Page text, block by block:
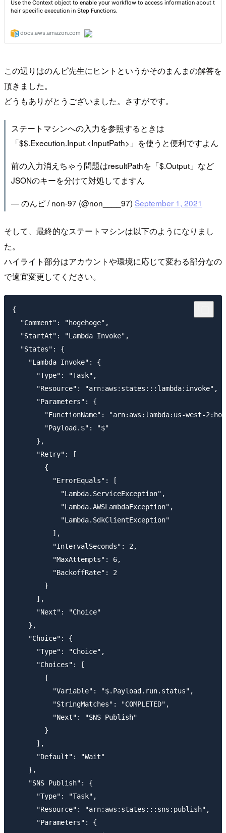
この辺りはのんピ先生にヒントというかそのまんまの解答を
頂きました。
どうもありがとうございました。さすがです。
ステートマシンへの入力を参照するときは
「$$.Execution.Input.<InputPath>」を使うと便利ですよん
前の入力消えちゃう問題はresultPathを「$.Output」など
JSONのキーを分けて対処してますん
— のんピ / non-97 (@non____97) September 1, 2021
そして、最終的なステートマシンは以下のようになりまし
た。
ハイライト部分はアカウントや環境に応じて変わる部分なの
で適宜変更してください。
{
  "Comment": "hogehoge",
  "StartAt": "Lambda Invoke",
  "States": {
    "Lambda Invoke": {
      "Type": "Task",
      "Resource": "arn:aws:states:::lambda:invoke",
      "Parameters": {
"FunctionName": "arn:aws:lambda:us-west-
        "Payload.$": "$"
      },
      "Retry": [
        {
          "ErrorEquals": [
            "Lambda.ServiceException",
            "Lambda.AWSLambdaException",
            "Lambda.SdkClientException"
          ],
          "IntervalSeconds": 2,
          "MaxAttempts": 6,
          "BackoffRate": 2
        }
      ],
      "Next": "Choice"
    },
    "Choice": {
      "Type": "Choice",
      "Choices": [
        {
          "Variable": "$.Payload.run.status",
          "StringMatches": "COMPLETED",
          "Next": "SNS Publish"
        }
      ],
      "Default": "Wait"
    },
    "SNS Publish": {
      "Type": "Task",
      "Resource": "arn:aws:states:::sns:publish",
      "Parameters": {